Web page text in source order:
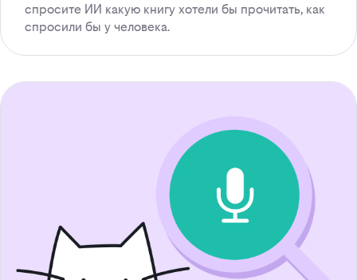
спросите ИИ какую книгу хотели бы прочитать, как
спросили бы у человека.